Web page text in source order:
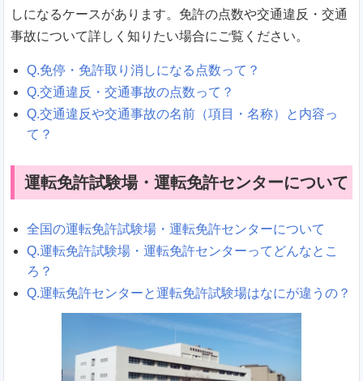
しになるケースがあります。免許の点数や交通違反・交通
事故について詳しく知りたい場合にご覧ください。
Q.免停・免許取り消しになる点数って？
Q.交通違反・交通事故の点数って？
Q.交通違反や交通事故の名前（項目・名称）と内容っ
て？
運転免許試験場・運転免許センターについて
全国の運転免許試験場・運転免許センターについて
Q.運転免許試験場・運転免許センターってどんなとこ
ろ？
Q.運転免許センターと運転免許試験場はなにが違うの？